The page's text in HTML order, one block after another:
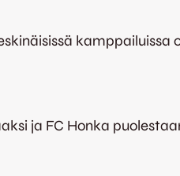
kamppailuissa
ja FC Honka